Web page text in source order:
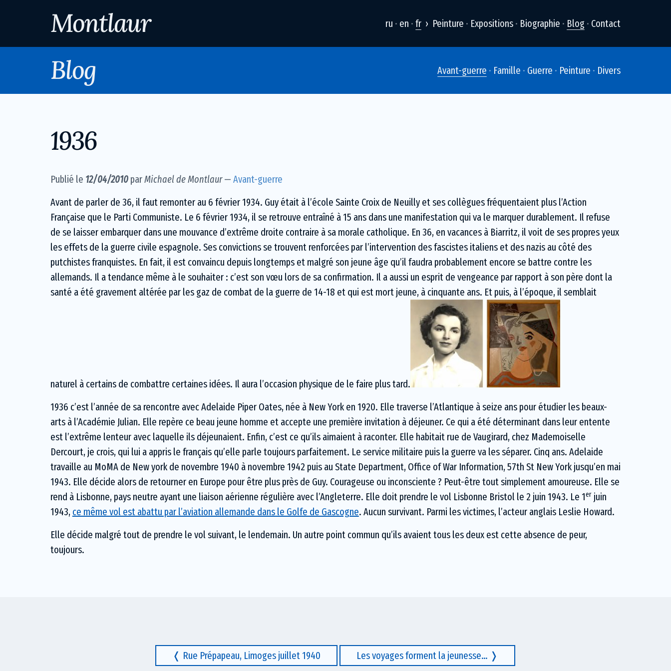
Montlaur ru en fr Peinture Expositions Biographie Blog Contact
Blog Avant-guerre Famille Guerre Peinture Divers
1936
Publié le 12/04/2010parMichael de Montlaur— Avant-guerre
Avant de parler de 36, il faut remonter au 6 février 1934. Guy était à l’école Sainte Croix de Neuilly et ses collègues fréquentaient plus l’Action
Française que le Parti Communiste. Le 6 février 1934, il se retrouve entraîné à 15 ans dans une manifestation qui va le marquer durablement. Il refuse
de se laisser embarquer dans une mouvance d’extrême droite contraire à sa morale catholique. En 36, en vacances à Biarritz, il voit de ses propres yeux
les effets de la guerre civile espagnole. Ses convictions se trouvent renforcées par l’intervention des fascistes italiens et des nazis au côté des
putchistes franquistes. En fait, il est convaincu depuis longtemps et malgré son jeune âge qu’il faudra probablement encore se battre contre les
allemands. Il a tendance même à le souhaiter : c’est son vœu lors de sa confirmation. Il a aussi un esprit de vengeance par rapport à son père dont la
santé a été gravement altérée par les gaz de combat de la guerre de 14-18 et qui est mort jeune, à cinquante ans. Et puis, à l’époque, il semblait
naturel à certains de combattre certaines idées. Il aura l’occasion physique de le faire plus tard.
1936 c’est l’année de sa rencontre avec Adelaide Piper Oates, née à New York en 1920. Elle traverse l’Atlantique à seize ans pour étudier les beaux-
arts à l’Académie Julian. Elle repère ce beau jeune homme et accepte une première invitation à déjeuner. Ce qui a été déterminant dans leur entente
est l’extrême lenteur avec laquelle ils déjeunaient. Enfin, c’est ce qu’ils aimaient à raconter. Elle habitait rue de Vaugirard, chez Mademoiselle
Dercourt, je crois, qui lui a appris le français qu’elle parle toujours parfaitement. Le service militaire puis la guerre va les séparer. Cinq ans. Adelaide
travaille au MoMA de New york de novembre 1940 à novembre 1942 puis au State Department, Office of War Information, 57th St New York jusqu’en mai
1943. Elle décide alors de retourner en Europe pour être plus près de Guy. Courageuse ou inconsciente ? Peut-être tout simplement amoureuse. Elle se
rend à Lisbonne, pays neutre ayant une liaison aérienne régulière avec l’Angleterre. Elle doit prendre le vol Lisbonne Bristol le 2 juin 1943. Le 1erjuin
1943, ce même vol est abattu par l’aviation allemande dans le Golfe de Gascogne. Aucun survivant. Parmi les victimes, l’acteur anglais Leslie Howard.
Elle décide malgré tout de prendre le vol suivant, le lendemain. Un autre point commun qu’ils avaient tous les deux est cette absence de peur,
toujours.
Rue Prépapeau, Limoges juillet 1940 Les voyages forment la jeunesse…